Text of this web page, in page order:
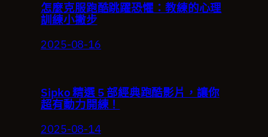
怎麼克服跑酷跳躍恐懼：教練的心理
訓練小撇步
2025-08-16
Sipko 精選 5 部經典跑酷影片，讓你
超有動力開練！
2025-08-14